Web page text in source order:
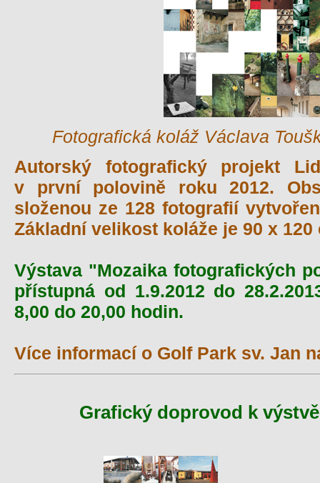
Fotografická koláž Václava
Autorský fotografický projekt
v první polovině roku 2012.
složenou ze 128 fotografií
Základní velikost koláže je 90 x 120
Výstava "Mozaika fotografických
přístupná od 1.9.2012 do
8,00 do 20,00 hodin.
Více informací o Golf Park sv. Jan
Grafický doprovod k